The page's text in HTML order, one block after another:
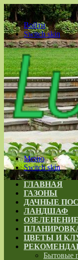
Воскресенье , 9
Войти
Switch skin
Меню
Switch skin
ГЛАВНАЯ
ГАЗОНЫ
ДАЧНЫЕ
ЛАНДШАФ
ОЗЕЛЕНЕНИЕ
ЦВЕТЫ И
Бытовые